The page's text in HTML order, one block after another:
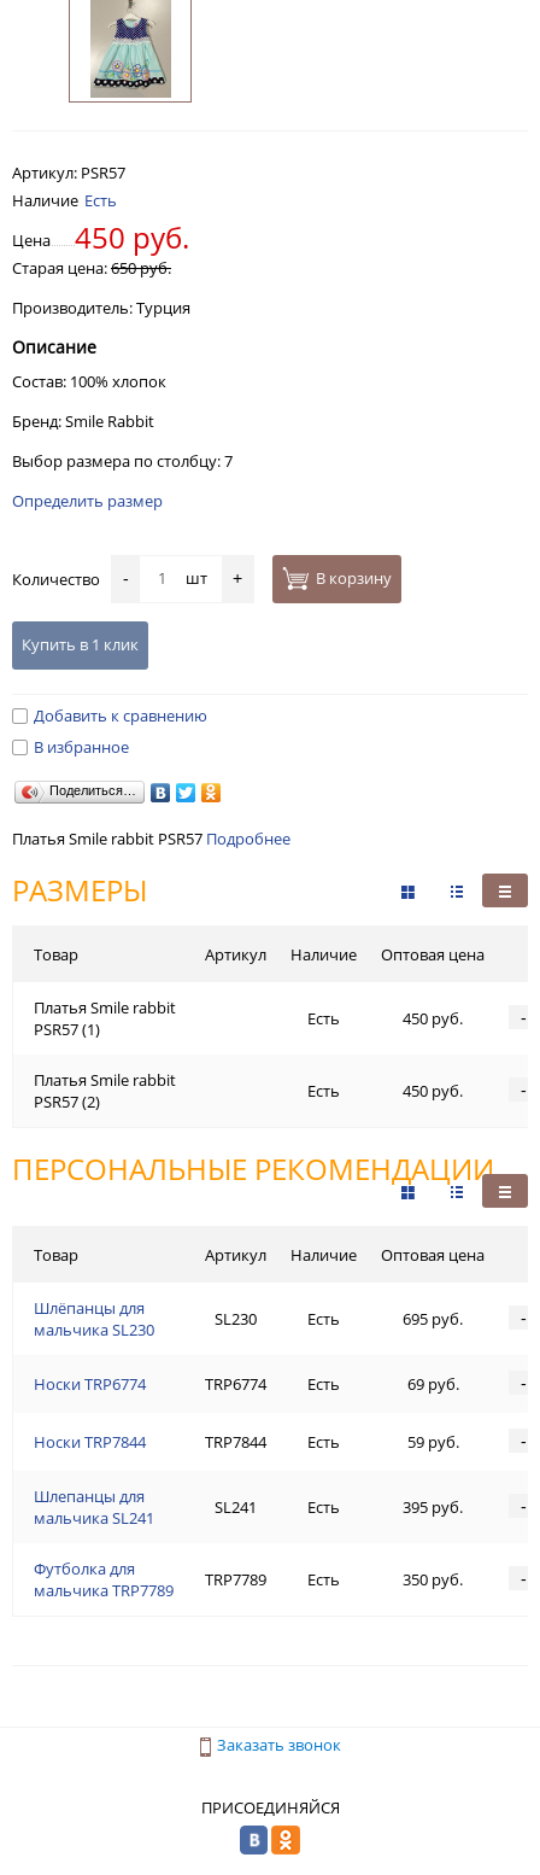
Артикул: PSR57
Наличие Есть
Цена
450 руб.
Старая цена:650 руб.
Производитель: Турция
Описание
Состав: 100% хлопок
Бренд: Smile Rabbit
Выбор размера по столбцу: 7
Определить размер
Количество - шт + В корзину
Купить в 1 клик
Добавить к сравнению
В избранное
Поделиться…
Платья Smile rabbit PSR57 Подробнее
РАЗМЕРЫ
Товар
Платья Smile rabbit
PSR57 (1)
Платья Smile rabbit
PSR57 (2)
Артикул Наличие Оптовая цена
Есть 450 руб. -
Есть 450 руб. -
ПЕРСОНАЛЬНЫЕ РЕКОМЕНДАЦИИ
Товар
Шлёпанцы для
мальчика SL230
Носки TRP6774
Носки TRP7844
Шлепанцы для
мальчика SL241
Футболка для
мальчика TRP7789
Артикул Наличие Оптовая цена
SL230 Есть 695 руб. -
TRP6774 Есть 69 руб. -
TRP7844 Есть 59 руб. -
SL241 Есть 395 руб. -
TRP7789 Есть 350 руб. -
Заказать звонок
ПРИСОЕДИНЯЙСЯ